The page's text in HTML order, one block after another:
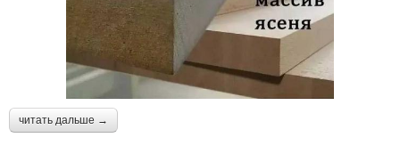
читать дальше →